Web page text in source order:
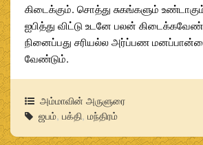
கிடைக்கும். சொத்து சுகங்களும்
ஐபித்து விட்டு உடனே பலன்
நினைப்பது சரியல்ல அர்ப்பண
வேண்டும்.
அம்மாவின் அருளுரை
ஜபம், பக்தி, மந்திரம்